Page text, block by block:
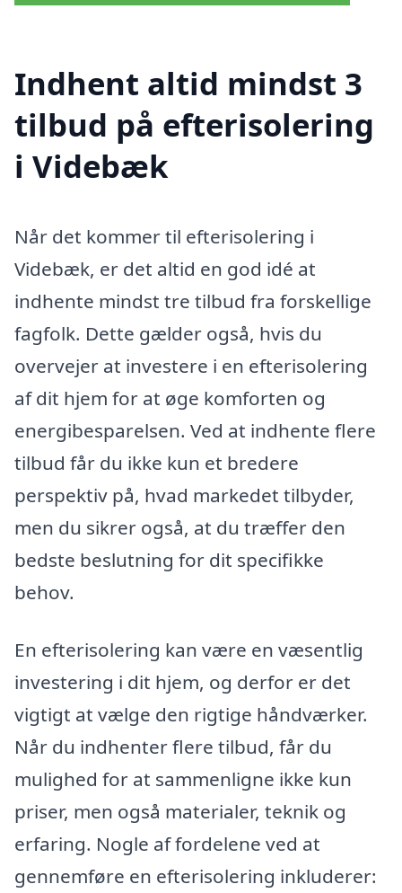
Indhent altid mindst 3
tilbud på efterisolering
i Videbæk
Når det kommer til efterisolering i
Videbæk, er det altid en god idé at
indhente mindst tre tilbud fra forskellige
fagfolk. Dette gælder også, hvis du
overvejer at investere i en efterisolering
af dit hjem for at øge komforten og
energibesparelsen. Ved at indhente flere
tilbud får du ikke kun et bredere
perspektiv på, hvad markedet tilbyder,
men du sikrer også, at du træffer den
bedste beslutning for dit specifikke
behov.
En efterisolering kan være en væsentlig
investering i dit hjem, og derfor er det
vigtigt at vælge den rigtige håndværker.
Når du indhenter flere tilbud, får du
mulighed for at sammenligne ikke kun
priser, men også materialer, teknik og
erfaring. Nogle af fordelene ved at
gennemføre en efterisolering inkluderer: